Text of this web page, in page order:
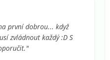
první dobrou... když
zvládnout každý :D S